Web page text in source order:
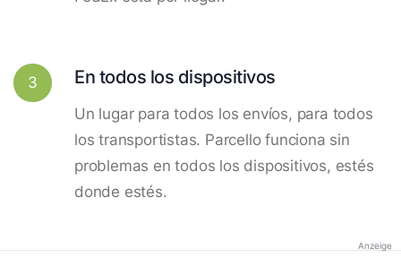
3 En todos los dispositivos
Un lugar para todos los envíos, para todos
los transportistas. Parcello funciona sin
problemas en todos los dispositivos, estés
donde estés.
Anzeige